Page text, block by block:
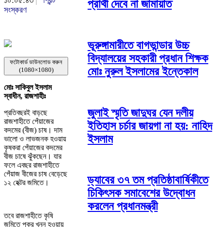
সংস্করণ
ফটোকার্ড ডাউনলোড করুন
(1080×1080)
মোঃ সাকিবুল ইসলাম
স্বাধীন, রাজশাহীঃ
প্রতিবছরই বাড়ছে
রাজশাহীতে পেঁয়াজের
কদমের (বীজ) চাষ। দাম
ভালো ও লাভজনক হওয়ায়
কৃষকরা পেঁয়াজের কদমের
বীজ চাষে ঝুঁকছেন। যার
ফলে এবছর রাজশাহীতে
পেঁয়াজ বীজের চাষ বেড়েছে
১২ হেক্টর জমিতে।
তবে রাজশাহীতে কৃষি
জমিতে পুকুর খনন হওয়ায়
প্রার্থী দেবে না জামায়াত
ভূরুঙ্গামারীতে বাগভান্ডার উচ্চ
বিদ্যালয়ের সহকারী প্রধান শিক্ষক
মোঃ নুরুল ইসলামের ইন্তেকাল
জুলাই স্মৃতি জাদুঘর যেন দলীয়
ইতিহাস চর্চার জায়গা না হয়: নাহিদ
ইসলাম
ড্যাবের ৩৭ তম প্রতিষ্ঠাবার্ষিকীতে
চিকিৎসক সমাবেশের উদ্বোধন
করলেন প্রধানমন্ত্রী